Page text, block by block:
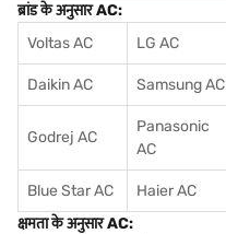
ब्रांड के अनुसार AC:
Voltas AC
LG AC
Daikin AC Samsung AC
Godrej AC
Panasonic
AC
Blue Star AC Haier AC
क्षमता के अनुसार AC: